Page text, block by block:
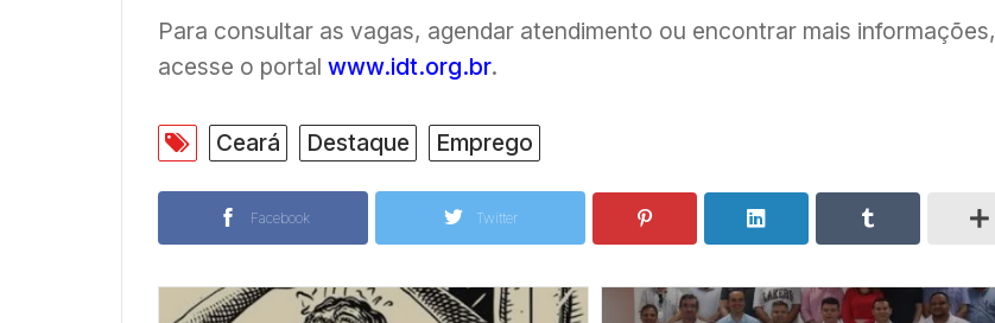
Para consultar as vagas, agendar atendimento ou encontrar mais informações,
acesse o portal www.idt.org.br.
Ceará Destaque Emprego
Facebook Twitter